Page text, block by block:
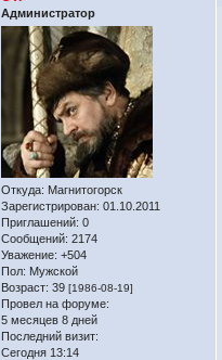
Администратор
Откуда: Магнитогорск
Зарегистрирован: 01.10.2011
Приглашений: 0
Сообщений: 2174
Уважение: +504
Пол: Мужской
Возраст: 39 [1986-08-19]
Провел на форуме:
5 месяцев 8 дней
Последний визит:
Сегодня 13:14